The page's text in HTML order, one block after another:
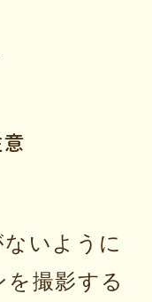
いように
撮影する